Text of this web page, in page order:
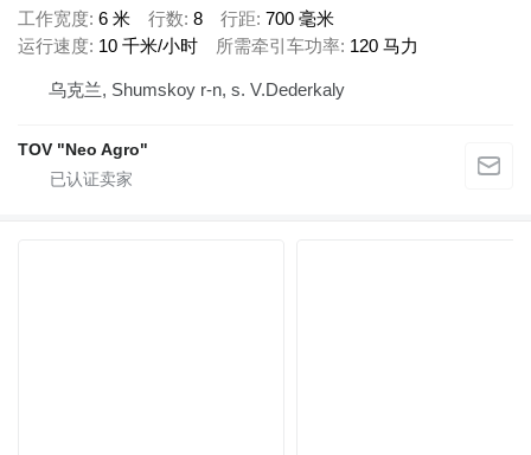
工作宽度 6 米 行数 8 行距 700 毫米
运行速度 10 千米/小时 所需牵引车功率 120 马力
乌克兰, Shumskoy r-n, s. V.Dederkaly
TOV "Neo Agro"